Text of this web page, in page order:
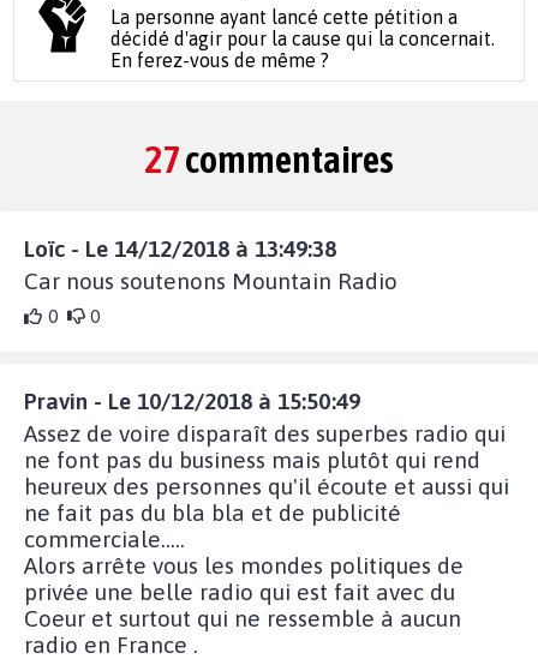
La personne ayant lancé cette pétition a
décidé d'agir pour la cause qui la concernait.
En ferez-vous de même ?
27commentaires
Loïc - Le 14/12/2018 à 13:49:38
Car nous soutenons Mountain Radio
0 0
Pravin - Le 10/12/2018 à 15:50:49
Assez de voire disparaît des superbes radio qui
ne font pas du business mais plutôt qui rend
heureux des personnes qu'il écoute et aussi qui
ne fait pas du bla bla et de publicité
commerciale.....
Alors arrête vous les mondes politiques de
privée une belle radio qui est fait avec du
Coeur et surtout qui ne ressemble à aucun
radio en France .